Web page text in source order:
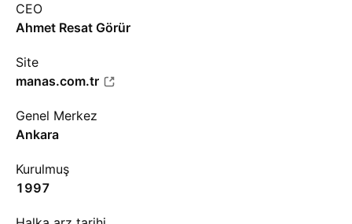
CEO
Ahmet Resat Görür
Site
manas.com.tr
Genel Merkez
Ankara
Kurulmuş
1997